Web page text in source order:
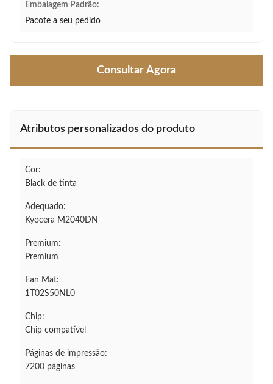
Embalagem Padrão:
Pacote a seu pedido
Consultar Agora
Atributos personalizados do produto
Cor:
Black de tinta
Adequado:
Kyocera M2040DN
Premium:
Premium
Ean Mat:
1T02S50NL0
Chip:
Chip compatível
Páginas de impressão:
7200 páginas